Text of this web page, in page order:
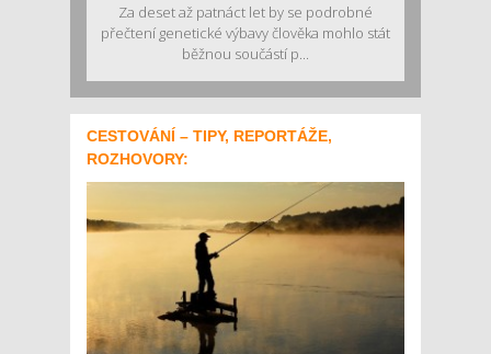
Za deset až patnáct let by se podrobné
přečtení genetické výbavy člověka mohlo stát
běžnou součástí p...
CESTOVÁNÍ – TIPY, REPORTÁŽE,
ROZHOVORY: